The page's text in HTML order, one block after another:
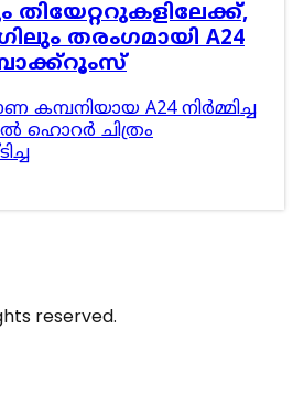
തരംഗമായി A24
കമ്പനിയായ A24 നിർമ്മിച്ച
ഹൊറർ ചിത്രം
reserved.